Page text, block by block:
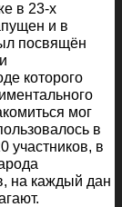
в 23-х
и в
посвящён
которого
мог
в
участников, в
на каждый дан